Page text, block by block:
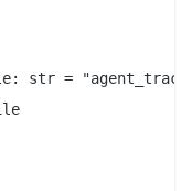
str =